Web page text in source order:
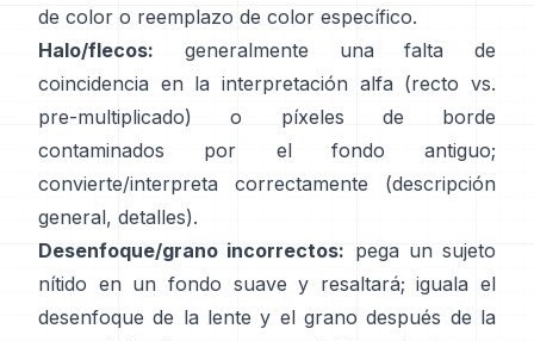
de color o reemplazo de color específico.
Halo/flecos: generalmente una falta de
coincidencia en la interpretación alfa (recto vs.
pre-multiplicado) o píxeles de borde
contaminados por el fondo antiguo;
convierte/interpreta correctamente
(descripción
general, detalles).
Desenfoque/grano incorrectos: pega un sujeto
nítido en un fondo suave y resaltará; iguala el
desenfoque de la lente y el grano después de la